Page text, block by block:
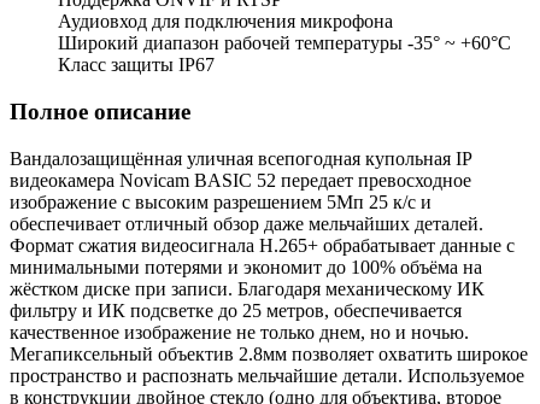
Аудиовход для подключения микрофона
Широкий диапазон рабочей температуры -35° ~ +60°C
Класс защиты IP67
Полное описание
Вандалозащищённая уличная всепогодная купольная IP
видеокамера Novicam BASIC 52 передает превосходное
изображение с высоким разрешением 5Мп 25 к/с и
обеспечивает отличный обзор даже мельчайших деталей.
Формат сжатия видеосигнала H.265+ обрабатывает данные с
минимальными потерями и экономит до 100% объёма на
жёстком диске при записи. Благодаря механическому ИК
фильтру и ИК подсветке до 25 метров, обеспечивается
качественное изображение не только днем, но и ночью.
Мегапиксельный объектив 2.8мм позволяет охватить широкое
пространство и распознать мельчайшие детали. Используемое
в конструкции двойное стекло (одно для объектива, второе